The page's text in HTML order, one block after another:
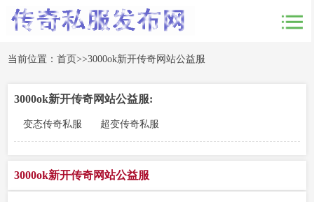
当前位置：首页>>3000ok新开传奇网站公益服
3000ok新开传奇网站公益服:
变态传奇私服 超变传奇私服
3000ok新开传奇网站公益服